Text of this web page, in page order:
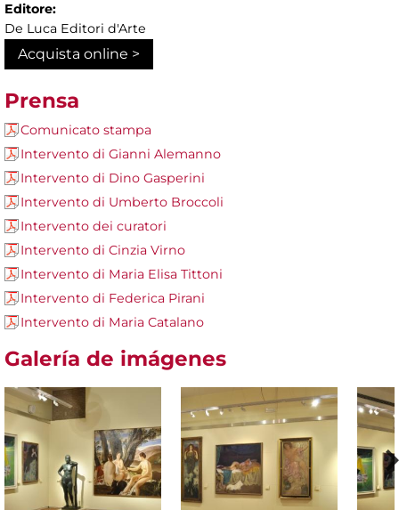
Editore:
De Luca Editori d'Arte
Acquista online >
Prensa
Comunicato stampa
Intervento di Gianni Alemanno
Intervento di Dino Gasperini
Intervento di Umberto Broccoli
Intervento dei curatori
Intervento di Cinzia Virno
Intervento di Maria Elisa Tittoni
Intervento di Federica Pirani
Intervento di Maria Catalano
Galería de imágenes